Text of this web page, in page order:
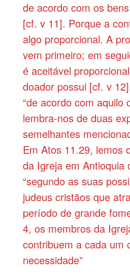
de acordo com os
[cf. v 11]. Porque a
algo proporcional. A
vem primeiro; em
é aceitável
doador possui [cf. v
“de acordo com aquilo
lembra-nos de duas
semelhantes
Em Atos 11.29, lemos
da Igreja em Antioquia
“segundo as suas
judeus cristãos que
período de grande
4, os membros da
contribuem a cada um
necessidade”